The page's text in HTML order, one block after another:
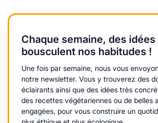
Chaque semaine, des idées
bousculent nos habitudes !
Une fois par semaine, nous vous
notre newsletter. Vous y trouverez des
éclairants ainsi que des idées très
des recettes végétariennes ou de belles
engagées, pour vous construire un